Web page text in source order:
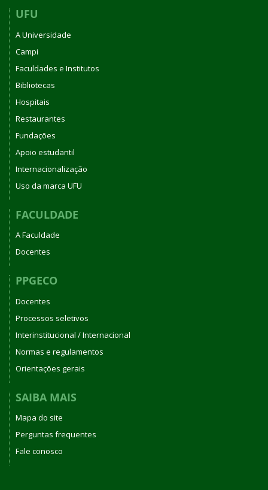
UFU
A Universidade
Campi
Faculdades e Institutos
Bibliotecas
Hospitais
Restaurantes
Fundações
Apoio estudantil
Internacionalização
Uso da marca UFU
FACULDADE
A Faculdade
Docentes
PPGECO
Docentes
Processos seletivos
Interinstitucional / Internacional
Normas e regulamentos
Orientações gerais
SAIBA MAIS
Mapa do site
Perguntas frequentes
Fale conosco